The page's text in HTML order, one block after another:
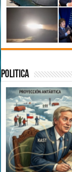
Politica